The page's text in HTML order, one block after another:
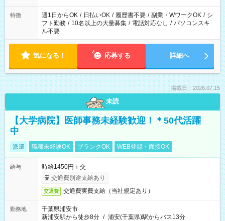
ください！
特徴 週1日からOK / 日払いOK / 履歴書不要 / 副業・WワークOK / シ
フト勤務 / 10名以上の大量募集 / 電話対応なし / パソコンスキ
ル不要
気になる！ 応募する 詳細へ
掲載日：2026.07.15
未読
【大学病院】医師事務未経験歓迎！＊50代活躍
中
派遣 職種未経験OK ブランクOK WEB登録・面接OK
給与
時給1450円＋交
交通費別途支給あり
交通費 交通費実費支給（当社規定あり）
勤務地
千葉県浦安市
新浦安駅から徒歩8分 / 浦安(千葉県)駅からバス13分